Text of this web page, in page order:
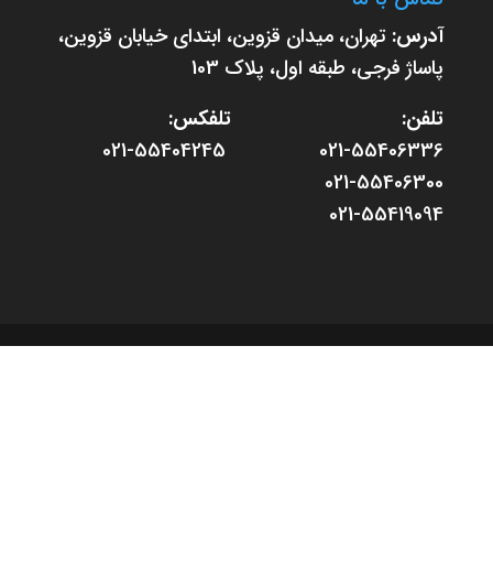
آدرس: تهران، میدان قزوین، ابتدای خیابان قزوین،
پاساژ فرجی، طبقه اول، پلاک 103
تلفن: تلفکس:
021-55406336 021-55404245
021-55406300
021-55419094